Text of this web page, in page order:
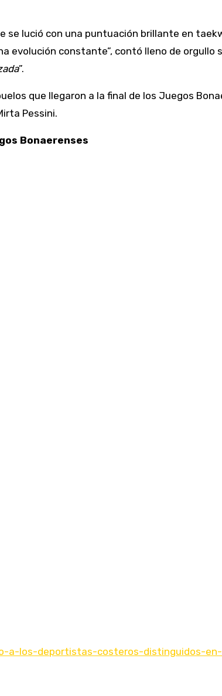
se lució con una puntuación brillante en
evolución constante”, contó lleno de orgullo
”.
que llegaron a la final de los Juegos
Pessini.
Bonaerenses
a-los-deportistas-costeros-distinguidos-